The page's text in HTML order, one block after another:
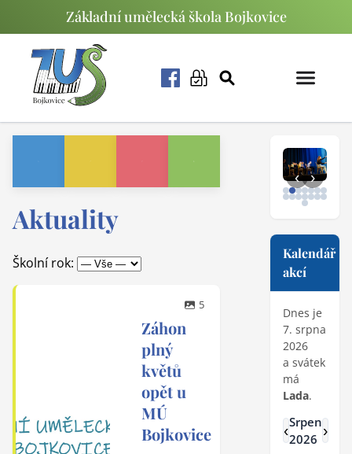
Základní umělecká škola Bojkovice
Aktuality
Školní rok:
5
Záhon
plný
květů
opět u
MÚ
Bojkovice
‹ ›
Kalendář
akcí
Dnes je
7. srpna
2026
a svátek
má
Lada.
‹
Srpen
2026
›